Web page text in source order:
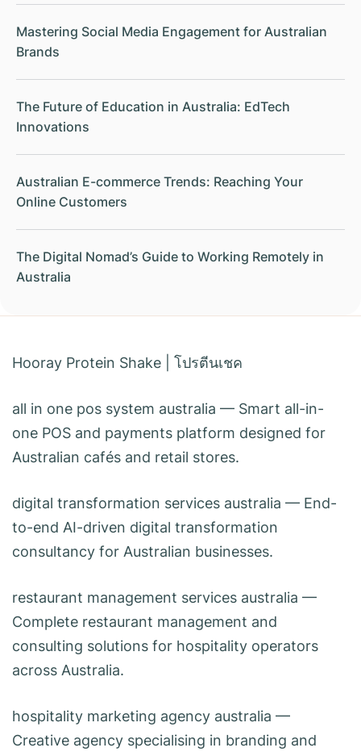
Mastering Social Media Engagement for Australian
Brands
The Future of Education in Australia: EdTech
Innovations
Australian E-commerce Trends: Reaching Your
Online Customers
The Digital Nomad’s Guide to Working Remotely in
Australia
Hooray Protein Shake โปรตีนเชค
all in one pos system australia — Smart all-in-
one POS and payments platform designed for
Australian cafés and retail stores.
digital transformation services australia — End-
to-end AI-driven digital transformation
consultancy for Australian businesses.
restaurant management services australia —
Complete restaurant management and
consulting solutions for hospitality operators
across Australia.
hospitality marketing agency australia —
Creative agency specialising in branding and